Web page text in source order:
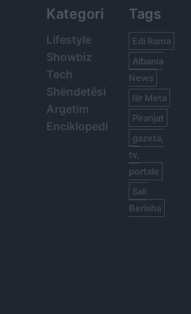
Kategori
Lifestyle
Showbiz
Tech
Shëndetësi
Argetim
Enciklopedi
Tags
Edi Rama
Albania
News
Ilir Meta
Piranjat
gazeta,
tv,
portale
Sali
Berisha